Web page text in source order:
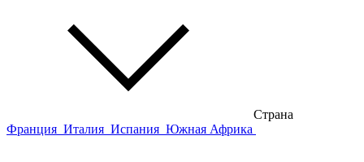
Страна
Франция Италия Испания Южная Африка